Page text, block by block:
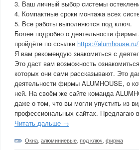
3. Ваш личный выбор системы
4. Компактные сроки монтажа всех
5. Все работы выполняются под ключ.
Более подробно о деятельности
пройдёте по ссылке https://alumhouse.ru/
Я вам рекомендую знакомиться с
Это даст вам возможность
которых они сами рассказывают. Это
деятельности фирмы ALUMHOUSE, о
ней. На своём же сайте команда
даже о том, что вы могли упустить из
профессиональных сайтах. Предлагаю
Читать дальше →
Окна алюминиевые под ключ фирма